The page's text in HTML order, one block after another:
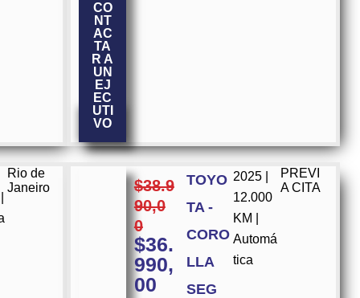
CO
NT
AC
TA
R A
UN
EJ
EC
UTI
VO
Rio de
Janeiro
$38.9
90,0
0
$36.
990,
00
TOYO
TA -
CORO
LLA
SEG
2025 |
12.000
KM |
Automá
tica
PREVI
A CITA